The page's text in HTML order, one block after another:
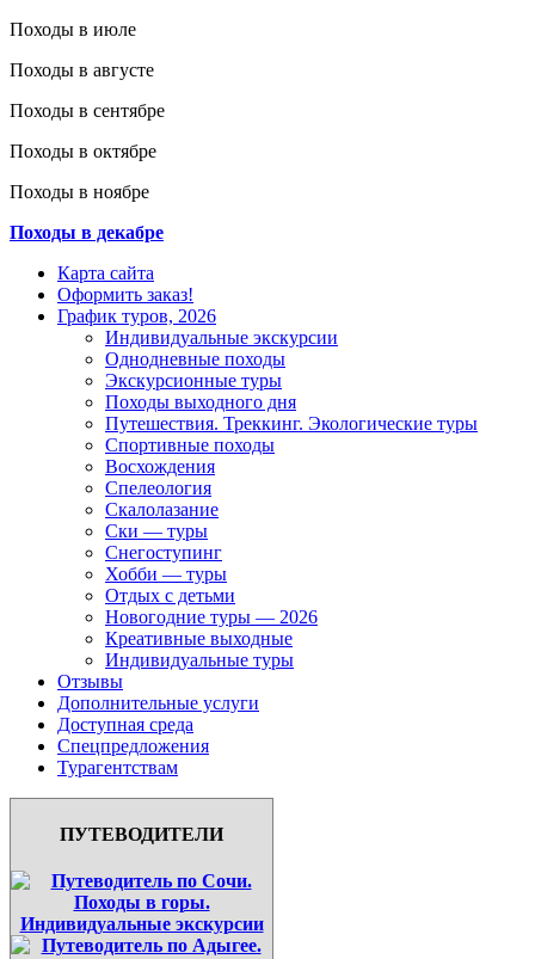
Походы в июле
Походы в августе
Походы в сентябре
Походы в октябре
Походы в ноябре
Походы в декабре
Карта сайта
Оформить заказ!
График туров, 2026
Индивидуальные экскурсии
Однодневные походы
Экскурсионные туры
Походы выходного дня
Путешествия. Треккинг. Экологические туры
Спортивные походы
Восхождения
Спелеология
Скалолазание
Ски — туры
Снегоступинг
Хобби — туры
Отдых с детьми
Новогодние туры — 2026
Креативные выходные
Индивидуальные туры
Отзывы
Дополнительные услуги
Доступная среда
Спецпредложения
Турагентствам
ПУТЕВОДИТЕЛИ